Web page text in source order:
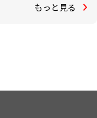
もっと見る